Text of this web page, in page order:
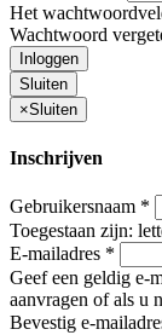
Het
Wachtwoord
Inloggen
Sluiten
×Sluiten
Inschrijven
Gebruikersnaam *
Toegestaan zijn:
E-mailadres *
Geef een geldig e-
aanvragen of als u
Bevestig e-